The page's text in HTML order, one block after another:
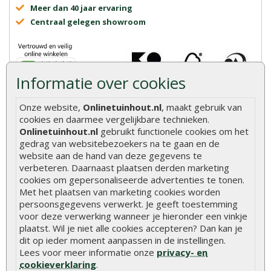
Informatie over cookies
Onze website, Onlinetuinhout.nl, maakt gebruik van
cookies en daarmee vergelijkbare technieken.
Onlinetuinhout.nl gebruikt functionele cookies om het
gedrag van websitebezoekers na te gaan en de
website aan de hand van deze gegevens te
verbeteren. Daarnaast plaatsen derden marketing
cookies om gepersonaliseerde advertenties te tonen.
Met het plaatsen van marketing cookies worden
persoonsgegevens verwerkt. Je geeft toestemming
voor deze verwerking wanneer je hieronder een vinkje
plaatst. Wil je niet alle cookies accepteren? Dan kan je
dit op ieder moment aanpassen in de instellingen.
Lees voor meer informatie onze privacy- en
cookieverklaring.
Meer dan 40 jaar ervaring
Centraal gelegen showroom
Onlinetuinhout.nl
8.9
gebaseerd op